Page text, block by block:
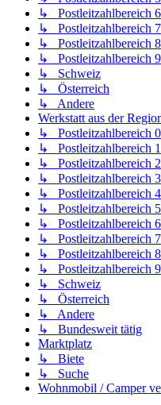
↳ Postleitzahlbereich 6
↳ Postleitzahlbereich 7
↳ Postleitzahlbereich 8
↳ Postleitzahlbereich 9
↳ Schweiz
↳ Österreich
↳ Andere
Werkstatt aus der
↳ Postleitzahlbereich 0
↳ Postleitzahlbereich 1
↳ Postleitzahlbereich 2
↳ Postleitzahlbereich 3
↳ Postleitzahlbereich 4
↳ Postleitzahlbereich 5
↳ Postleitzahlbereich 6
↳ Postleitzahlbereich 7
↳ Postleitzahlbereich 8
↳ Postleitzahlbereich 9
↳ Schweiz
↳ Österreich
↳ Andere
↳ Bundesweit tätig
Marktplatz
↳ Biete
↳ Suche
Wohnmobil / Camper